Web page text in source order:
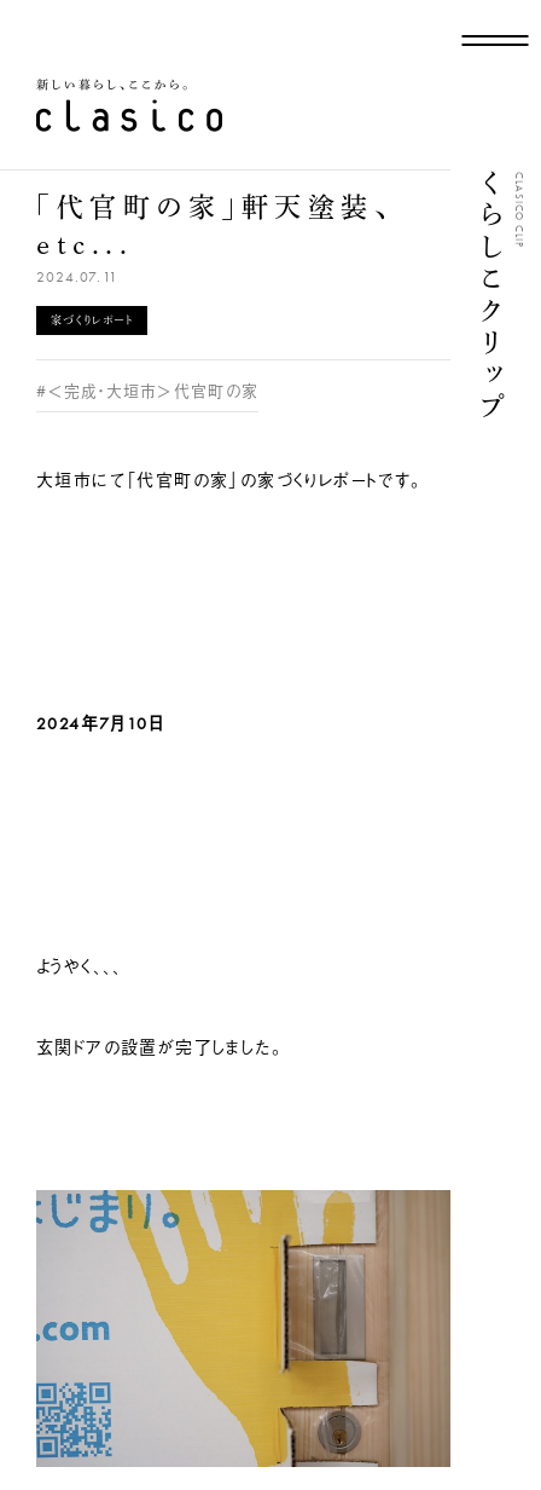
くらしこクリップCLASICO CLIP
「代官町の家」軒天塗装、
etc...
2024.07.11
家づくりレポート
#＜完成・大垣市＞代官町の家
大垣市にて「代官町の家」の家づくりレポートです。
2024年7月10日
ようやく、、、
玄関ドアの設置が完了しました。